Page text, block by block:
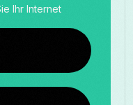
Ihr Internet